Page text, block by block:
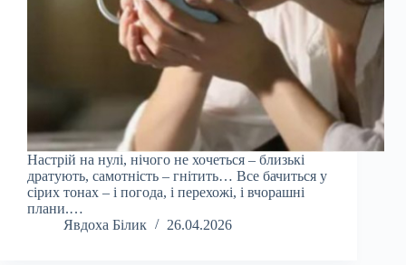
Настрій на нулі, нічого не хочеться – близькі
дратують, самотність – гнітить… Все бачиться у
сірих тонах – і погода, і перехожі, і вчорашні
плани.…
Явдоха Білик
26.04.2026